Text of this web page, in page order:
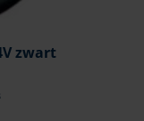
zwart